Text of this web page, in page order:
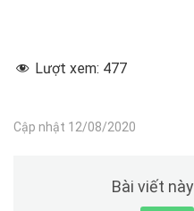
Lượt xem: 477
Cập nhật 12/08/2020
Bài viết